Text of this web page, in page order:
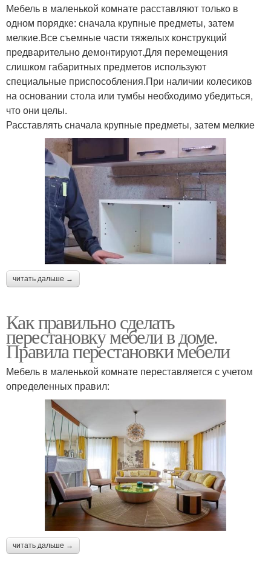
Мебель в маленькой комнате расставляют только в
одном порядке: сначала крупные предметы, затем
мелкие.Все съемные части тяжелых конструкций
предварительно демонтируют.Для перемещения
слишком габаритных предметов используют
специальные приспособления.При наличии колесиков
на основании стола или тумбы необходимо убедиться,
что они целы.
Расставлять сначала крупные предметы, затем мелкие
читать дальше →
Как правильно сделать
перестановку мебели в доме.
Правила перестановки мебели
Мебель в маленькой комнате переставляется с учетом
определенных правил:
читать дальше →